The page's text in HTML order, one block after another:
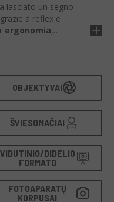
lasciato un segno
a reflex e
ergonomia,
fotografi. Nel
dai nostri
sicuro,sostenibile
OBJEKTYVAI
ŠVIESOMAČIAI
VIDUTINIO/DIDELIO
FORMATO
FOTOAPARATŲ
KORPUSAI